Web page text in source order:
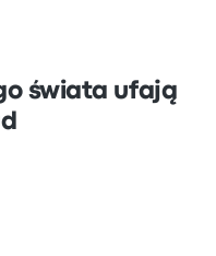
świata ufają